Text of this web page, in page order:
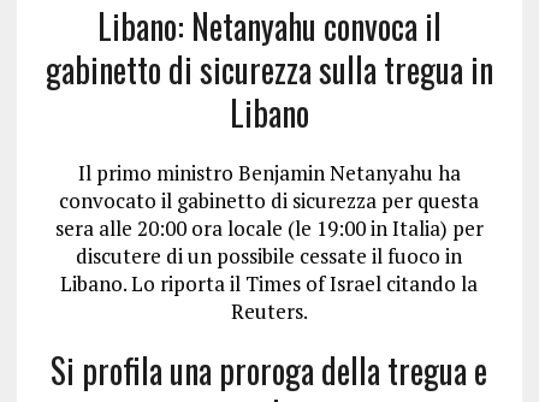
Libano: Netanyahu convoca il
gabinetto di sicurezza sulla tregua in
Libano
Il primo ministro Benjamin Netanyahu ha
convocato il gabinetto di sicurezza per questa
sera alle 20:00 ora locale (le 19:00 in Italia) per
discutere di un possibile cessate il fuoco in
Libano. Lo riporta il Times of Israel citando la
Reuters.
Si profila una proroga della tregua e